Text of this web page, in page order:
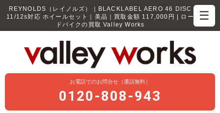
☰
REYNOLDS（レイノルズ）｜BLACKLABEL AERO 46 DISC
11/12s対応 ホイールセット｜美品｜買取金額 117,000円 | ロー
ドバイクの買取 Valley Works
お電話でのお問合せ（通話無料）
0120-808-943